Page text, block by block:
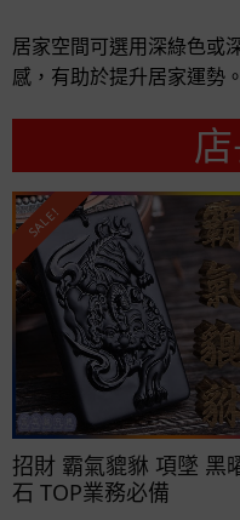
居家空間可選用深綠色或
感，有助於提升居家運勢。
SALE!
招財 霸氣貔貅 項墜 黑
石 TOP業務必備